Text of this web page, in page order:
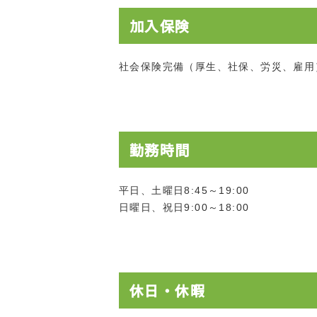
加入保険
社会保険完備（厚生、社保、労災、雇用
勤務時間
平日、土曜日8:45～19:00
日曜日、祝日9:00～18:00
休日・休暇